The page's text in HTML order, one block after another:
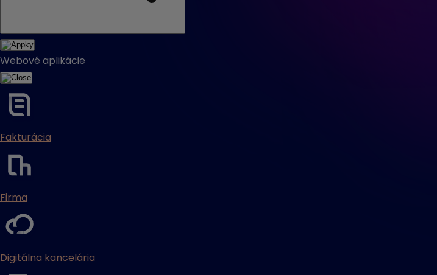
Webové aplikácie
Fakturácia
Firma
Digitálna kancelária